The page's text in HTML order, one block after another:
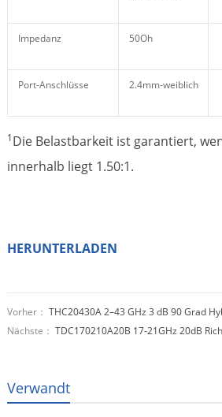
Impedanz 50Oh
Port-Anschlüsse 2.4mm-weiblich
1Die Belastbarkeit ist garantiert,
innerhalb liegt 1.50:1.
HERUNTERLADEN
Vorher： THC20430A 2–43 GHz 3 dB 90 Grad
Nächste： TDC170210A20B 17-21GHz 20dB
Verwandt